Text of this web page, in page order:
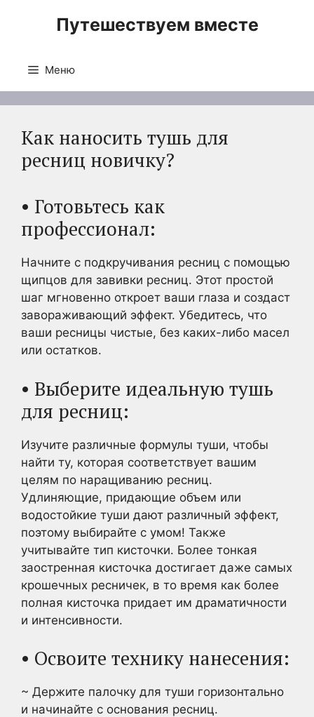
Путешествуем вместе
Меню
Как наносить тушь для
ресниц новичку?
• Готовьтесь как
профессионал:
Начните с подкручивания ресниц с помощью
щипцов для завивки ресниц. Этот простой
шаг мгновенно откроет ваши глаза и создаст
завораживающий эффект. Убедитесь, что
ваши ресницы чистые, без каких-либо масел
или остатков.
• Выберите идеальную тушь
для ресниц:
Изучите различные формулы туши, чтобы
найти ту, которая соответствует вашим
целям по наращиванию ресниц.
Удлиняющие, придающие объем или
водостойкие туши дают различный эффект,
поэтому выбирайте с умом! Также
учитывайте тип кисточки. Более тонкая
заостренная кисточка достигает даже самых
крошечных ресничек, в то время как более
полная кисточка придает им драматичности
и интенсивности.
• Освоите технику нанесения:
~ Держите палочку для туши горизонтально
и начинайте с основания ресниц.